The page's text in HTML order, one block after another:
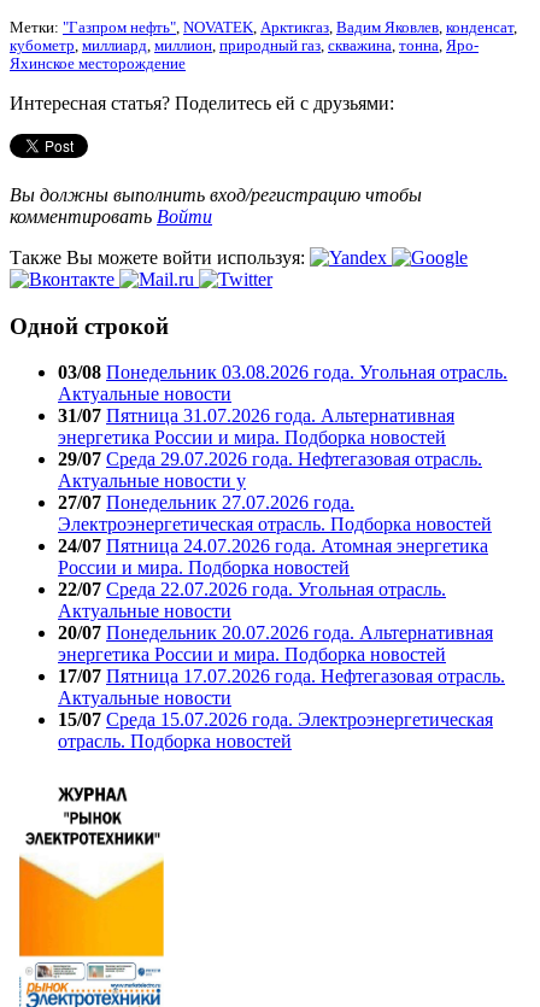
Метки: "Газпром нефть", NOVATEK, Арктикгаз, Вадим Яковлев, конденсат,
кубометр, миллиард, миллион, природный газ, скважина, тонна, Яро-
Яхинское месторождение
Интересная статья? Поделитесь ей с друзьями:
Вы должны выполнить вход/регистрацию чтобы
комментировать Войти
Также Вы можете войти используя:
Одной строкой
03/08 Понедельник 03.08.2026 года. Угольная отрасль.
Актуальные новости
31/07 Пятница 31.07.2026 года. Альтернативная
энергетика России и мира. Подборка новостей
29/07 Среда 29.07.2026 года. Нефтегазовая отрасль.
Актуальные новости у
27/07 Понедельник 27.07.2026 года.
Электроэнергетическая отрасль. Подборка новостей
24/07 Пятница 24.07.2026 года. Атомная энергетика
России и мира. Подборка новостей
22/07 Среда 22.07.2026 года. Угольная отрасль.
Актуальные новости
20/07 Понедельник 20.07.2026 года. Альтернативная
энергетика России и мира. Подборка новостей
17/07 Пятница 17.07.2026 года. Нефтегазовая отрасль.
Актуальные новости
15/07 Среда 15.07.2026 года. Электроэнергетическая
отрасль. Подборка новостей